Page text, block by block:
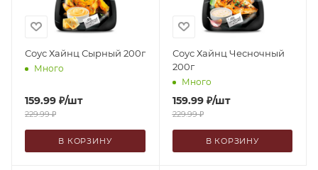
Соус Хайнц Сырный 200г
Много
159.99 ₽/шт
229.99₽
В КОРЗИНУ
Соус Хайнц Чесночный
200г
Много
159.99₽/шт
229.99₽
В КОРЗИНУ